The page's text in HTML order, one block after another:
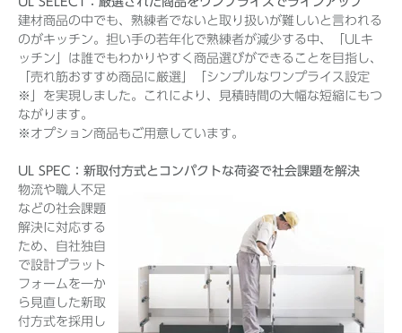
建材商品の中でも、熟練者でないと取り扱いが難しいと言われる
のがキッチン。担い手の若年化で熟練者が減少する中、「ULキ
ッチン」は誰でもわかりやすく商品選びができることを目指し、
「売れ筋おすすめ商品に厳選」「シンプルなワンプライス設定
※」を実現しました。これにより、見積時間の大幅な短縮にもつ
ながります。
※オプション商品もご用意しています。
UL SPEC：新取付方式とコンパクトな荷姿で社会課題を解決
物流や職人不足
などの社会課題
解決に対応する
ため、自社独自
で設計プラット
フォームを一か
ら見直した新取
付方式を採用し